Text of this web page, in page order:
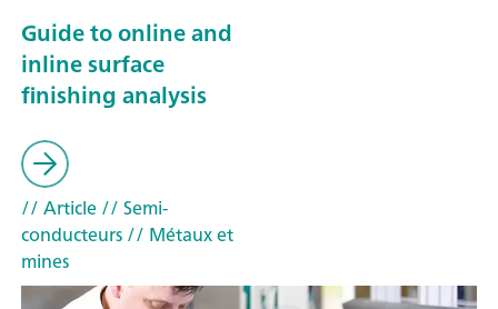
Guide to online and
inline surface
finishing analysis
// Article// Semi-
conducteurs// Métaux et
mines